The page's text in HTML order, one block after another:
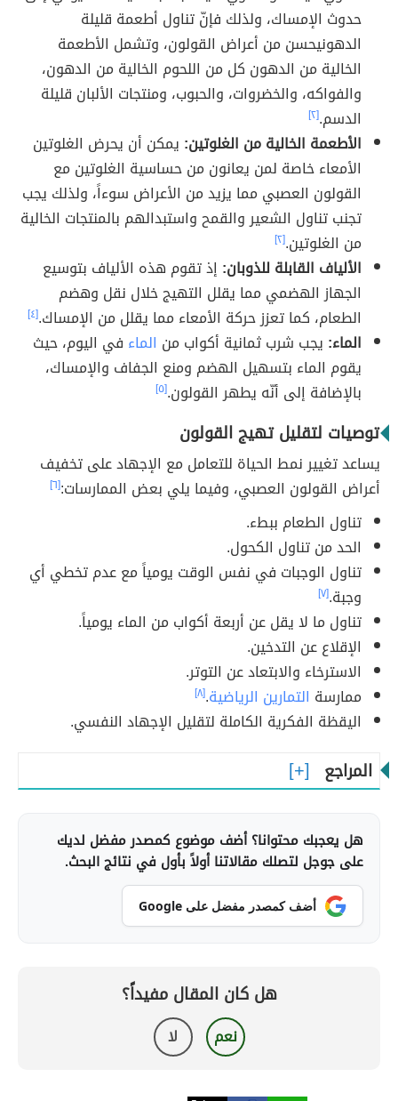
حدوث الإمساك، ولذلك فإنّ تناول أطعمة قليلة
الدهونيحسن من أعراض القولون، وتشمل الأطعمة
الخالية من الدهون كل من اللحوم الخالية من الدهون،
والفواكه، والخضروات، والحبوب، ومنتجات الألبان قليلة
الدسم.[٢]
الأطعمة الخالية من الغلوتين: يمكن أن يحرض الغلوتين
الأمعاء خاصة لمن يعانون من حساسية الغلوتين مع
القولون العصبي مما يزيد من الأعراض سوءاً، ولذلك يجب
تجنب تناول الشعير والقمح واستبدالهم بالمنتجات الخالية
من الغلوتين.[٢]
الألياف القابلة للذوبان: إذ تقوم هذه الألياف بتوسيع
الجهاز الهضمي مما يقلل التهيج خلال نقل وهضم
الطعام، كما تعزز حركة الأمعاء مما يقلل من الإمساك.[٤]
الماء: يجب شرب ثمانية أكواب من الماء في اليوم، حيث
يقوم الماء بتسهيل الهضم ومنع الجفاف والإمساك،
بالإضافة إلى أنّه يطهر القولون.[٥]
توصيات لتقليل تهيج القولون
يساعد تغيير نمط الحياة للتعامل مع الإجهاد على تخفيف
أعراض القولون العصبي، وفيما يلي بعض الممارسات:[٦]
تناول الطعام ببطء.
الحد من تناول الكحول.
تناول الوجبات في نفس الوقت يومياً مع عدم تخطي أي
وجبة.[٧]
تناول ما لا يقل عن أربعة أكواب من الماء يومياً.
الإقلاع عن التدخين.
الاسترخاء والابتعاد عن التوتر.
ممارسة التمارين الرياضية.[٨]
اليقظة الفكرية الكاملة لتقليل الإجهاد النفسي.
المراجع
هل يعجبك محتوانا؟ أضف موضوع كمصدر مفضل لديك
على جوجل لتصلك مقالاتنا أولاً بأول في نتائج البحث.
أضف كمصدر مفضل على Google
هل كان المقال مفيداً؟
نعم لا